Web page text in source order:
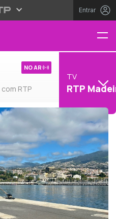
Entrar
RTP
NO AR
TV
RTP